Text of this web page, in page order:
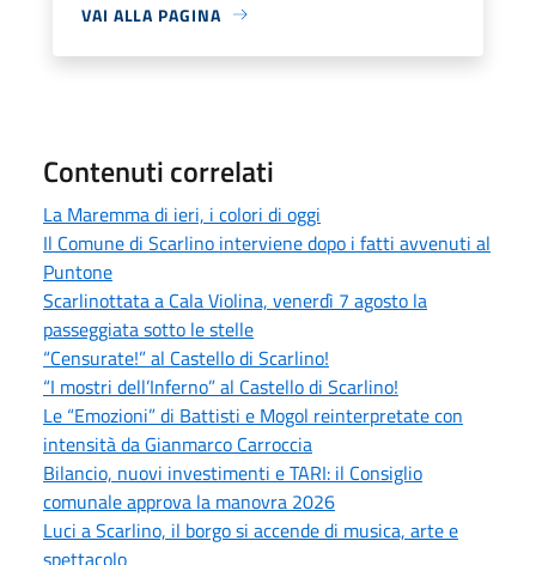
VAI ALLA PAGINA
Contenuti correlati
La Maremma di ieri, i colori di oggi
Il Comune di Scarlino interviene dopo i fatti avvenuti al
Puntone
Scarlinottata a Cala Violina, venerdì 7 agosto la
passeggiata sotto le stelle
“Censurate!” al Castello di Scarlino!
“I mostri dell’Inferno” al Castello di Scarlino!
Le “Emozioni” di Battisti e Mogol reinterpretate con
intensità da Gianmarco Carroccia
Bilancio, nuovi investimenti e TARI: il Consiglio
comunale approva la manovra 2026
Luci a Scarlino, il borgo si accende di musica, arte e
spettacolo